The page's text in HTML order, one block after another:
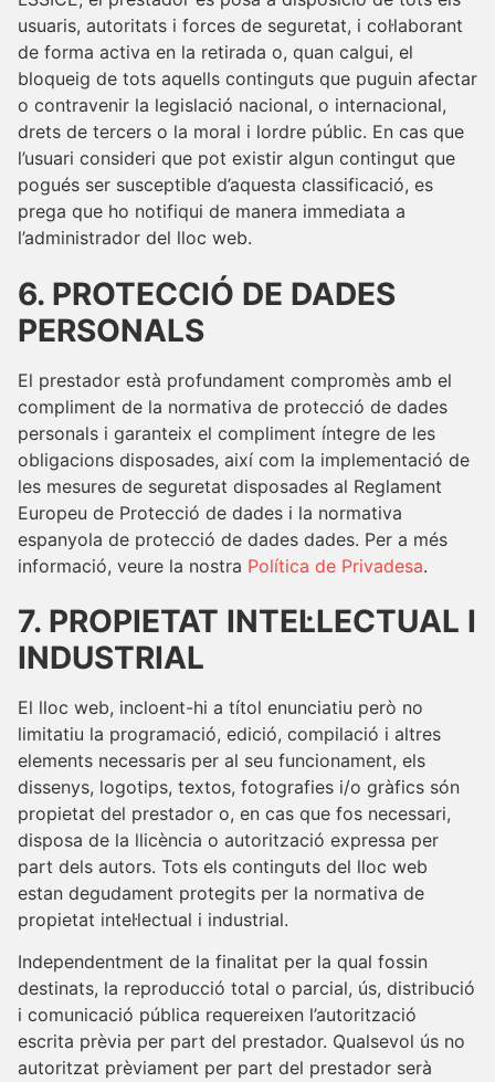
usuaris, autoritats i forces de seguretat, i col·laborant
de forma activa en la retirada o, quan calgui, el
bloqueig de tots aquells continguts que puguin afectar
o contravenir la legislació nacional, o internacional,
drets de tercers o la moral i lordre públic. En cas que
l’usuari consideri que pot existir algun contingut que
pogués ser susceptible d’aquesta classificació, es
prega que ho notifiqui de manera immediata a
l’administrador del lloc web.
6. PROTECCIÓ DE DADES
PERSONALS
El prestador està profundament compromès amb el
compliment de la normativa de protecció de dades
personals i garanteix el compliment íntegre de les
obligacions disposades, així com la implementació de
les mesures de seguretat disposades al Reglament
Europeu de Protecció de dades i la normativa
espanyola de protecció de dades dades. Per a més
informació, veure la nostra Política de Privadesa.
7. PROPIETAT INTEL·LECTUAL I
INDUSTRIAL
El lloc web, incloent-hi a títol enunciatiu però no
limitatiu la programació, edició, compilació i altres
elements necessaris per al seu funcionament, els
dissenys, logotips, textos, fotografies i/o gràfics són
propietat del prestador o, en cas que fos necessari,
disposa de la llicència o autorització expressa per
part dels autors. Tots els continguts del lloc web
estan degudament protegits per la normativa de
propietat intel·lectual i industrial.
Independentment de la finalitat per la qual fossin
destinats, la reproducció total o parcial, ús, distribució
i comunicació pública requereixen l’autorització
escrita prèvia per part del prestador. Qualsevol ús no
autoritzat prèviament per part del prestador serà